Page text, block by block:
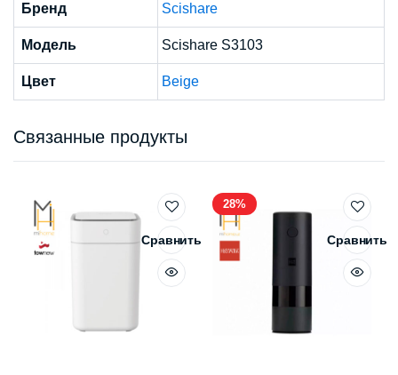
Бренд Scishare
Модель Scishare S3103
Цвет Beige
Связанные продукты
Сравнить
28%
Сравнить